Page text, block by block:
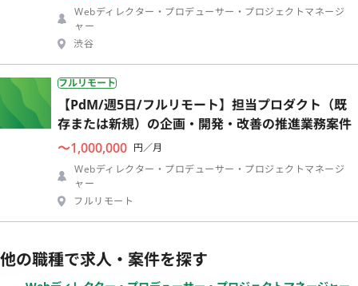
Webディレクター・プロデューサー・プロジェクトマネージ
ャー
渋谷
フルリモート
【PdM/週5日/フルリモート】担当プロダクト（既
存または新規）の企画・開発・改善の推進業務案件
〜1,000,000 円／月
Webディレクター・プロデューサー・プロジェクトマネージ
ャー
フルリモート
他の職種で求人・案件を探す